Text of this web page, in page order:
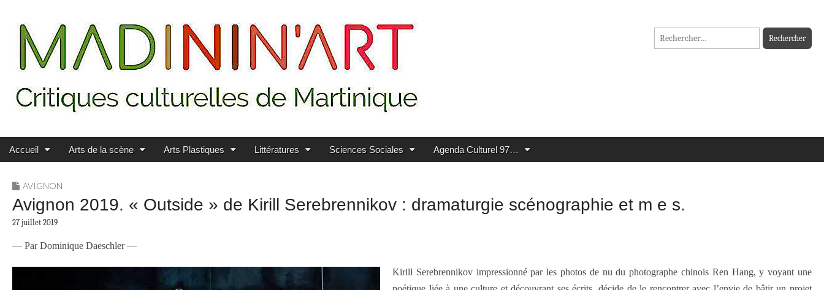
MADININ'ART
Rechercher :
Main menu
Skip to content
Accueil Arts de la scène Arts Plastiques Littératures Sciences Sociales Agenda Culturel 97…
AVIGNON
Avignon 2019. « Outside » de Kirill Serebrennikov : dramaturgie scénographie et m e s.
27 juillet 2019
— Par Dominique Daeschler —
Kirill Serebrennikov impressionné par les photos de nu du photographe chinois Ren Hang, y voyant une